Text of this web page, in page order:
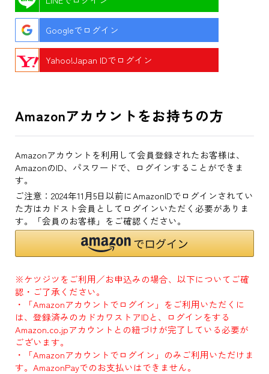
Googleでログイン
Yahoo!Japan IDでログイン
Amazonアカウントをお持ちの方
Amazonアカウントを利用して会員登録されたお客様は、
AmazonのID、パスワードで、ログインすることができま
す。
ご注意：2024年11月5日以前にAmazonIDでログインされてい
た方はカドスト会員としてログインいただく必要がありま
す。「会員のお客様」をご確認ください。
※ケツジツをご利用／お申込みの場合、以下についてご確
認・ご了承ください。
・「Amazonアカウントでログイン」をご利用いただくに
は、登録済みのカドカワストアIDと、ログインをする
Amazon.co.jpアカウントとの紐づけが完了している必要が
ございます。
・「Amazonアカウントでログイン」のみご利用いただけま
す。AmazonPayでのお支払いはできません。